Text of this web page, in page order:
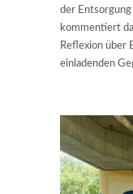
der
kommentiert
Reflexion über
einladenden